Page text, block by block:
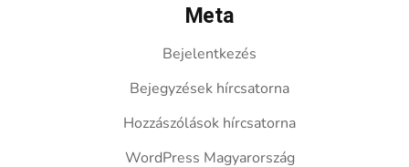
Meta
Bejelentkezés
Bejegyzések hírcsatorna
Hozzászólások hírcsatorna
WordPress Magyarország